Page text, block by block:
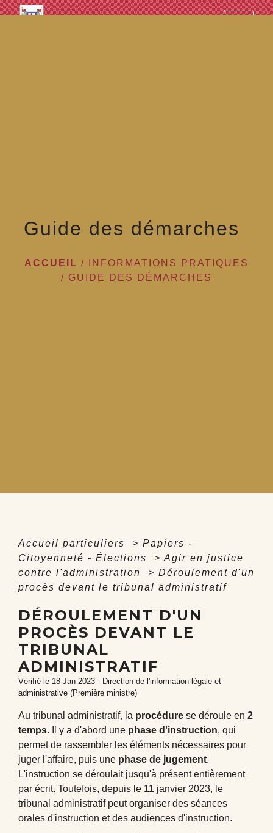
googled7e4d5fb082cc1df.html
Guide des démarches
ACCUEIL /
INFORMATIONS PRATIQUES
/ GUIDE DES DÉMARCHES
Accueil particuliers > Papiers -
Citoyenneté - Élections
> Agir en justice
contre l'administration
> Déroulement d'un
procès devant le tribunal administratif
DÉROULEMENT D'UN
PROCÈS DEVANT LE
TRIBUNAL
ADMINISTRATIF
Vérifié le 18 Jan 2023 - Direction de l'information légale et
administrative (Première ministre)
Au tribunal administratif, la procédure se déroule en 2
temps. Il y a d'abord une phase d'instruction, qui
permet de rassembler les éléments nécessaires pour
juger l'affaire, puis une phase de jugement.
L'instruction se déroulait jusqu'à présent entièrement
par écrit. Toutefois, depuis le 11 janvier 2023, le
tribunal administratif peut organiser des séances
orales d'instruction et des audiences d'instruction.